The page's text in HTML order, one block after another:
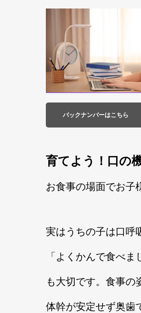
バックナンバーはこちら
育てよう！口の
お食事の場面でお子
実はうちの子は口呼
「よくかんで食べ
も大切です。食事の
体幹が安定せず奥歯